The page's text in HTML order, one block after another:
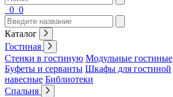
0 0
Каталог
Гостиная
Стенки в гостиную Модульные гостиные
Буфеты и серванты Шкафы для гостиной
навесные Библиотеки
Спальня